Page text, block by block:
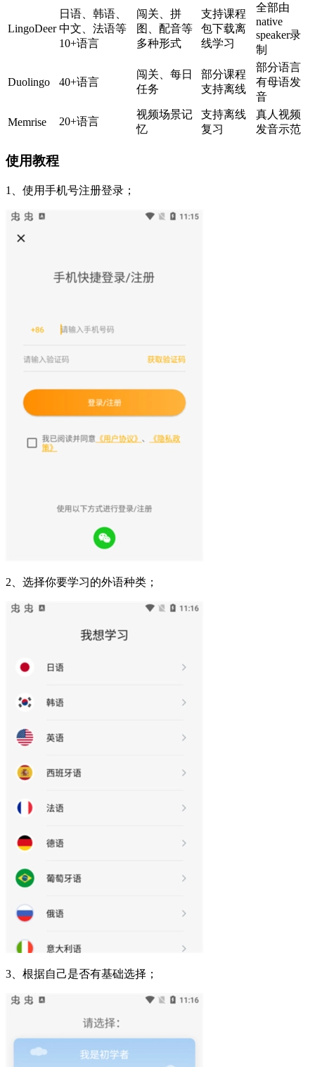
LingoDeer
日语、韩语、
中文、法语等
10+语言
闯关、拼
图、配音等
多种形式
支持课程
包下载离
线学习
全部由
native
speaker录
制
Duolingo 40+语言
闯关、每日
任务
部分课程
支持离线
部分语言
有母语发
音
Memrise 20+语言
视频场景记
忆
支持离线
复习
真人视频
发音示范
使用教程
1、使用手机号注册登录；
2、选择你要学习的外语种类；
3、根据自己是否有基础选择；